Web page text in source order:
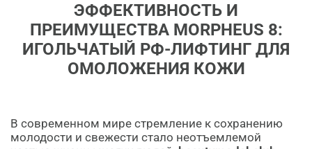
ЭФФЕКТИВНОСТЬ И
ПРЕИМУЩЕСТВА MORPHEUS 8:
ИГОЛЬЧАТЫЙ РФ-ЛИФТИНГ ДЛЯ
ОМОЛОЖЕНИЯ КОЖИ
В современном мире стремление к сохранению
молодости и свежести стало неотъемлемой